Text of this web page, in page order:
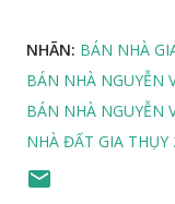
NHÃN: BÁN NHÀ
BÁN NHÀ NGUYỄN
BÁN NHÀ NGUYỄN
NHÀ ĐẤT GIA THỤY